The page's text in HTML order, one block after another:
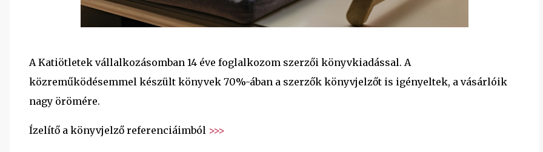
A Katiötletek vállalkozásomban 14 éve foglalkozom szerzői könyvkiadással. A
közreműködésemmel készült könyvek 70%-ában a szerzők könyvjelzőt is igényeltek, a vásárlóik
nagy örömére.
Ízelítő a könyvjelző referenciáimból >>>